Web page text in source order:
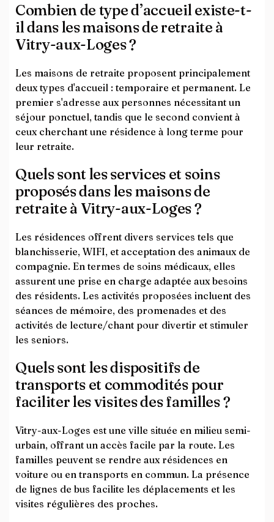
Combien de type d’accueil existe-t-
il dans les maisons de retraite à
Vitry-aux-Loges ?
Les maisons de retraite proposent principalement
deux types d'accueil : temporaire et permanent. Le
premier s'adresse aux personnes nécessitant un
séjour ponctuel, tandis que le second convient à
ceux cherchant une résidence à long terme pour
leur retraite.
Quels sont les services et soins
proposés dans les maisons de
retraite à Vitry-aux-Loges ?
Les résidences offrent divers services tels que
blanchisserie, WIFI, et acceptation des animaux de
compagnie. En termes de soins médicaux, elles
assurent une prise en charge adaptée aux besoins
des résidents. Les activités proposées incluent des
séances de mémoire, des promenades et des
activités de lecture/chant pour divertir et stimuler
les seniors.
Quels sont les dispositifs de
transports et commodités pour
faciliter les visites des familles ?
Vitry-aux-Loges est une ville située en milieu semi-
urbain, offrant un accès facile par la route. Les
familles peuvent se rendre aux résidences en
voiture ou en transports en commun. La présence
de lignes de bus facilite les déplacements et les
visites régulières des proches.